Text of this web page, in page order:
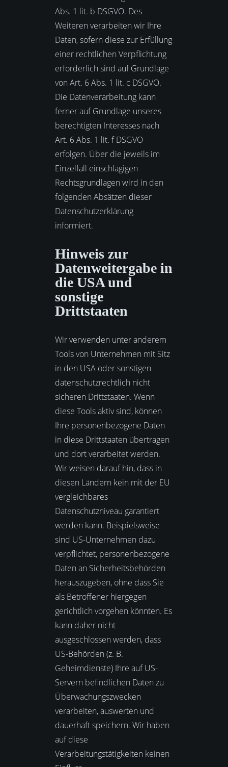
Abs. 1 lit. b DSGVO. Des
Weiteren verarbeiten wir Ihre
Daten, sofern diese zur Erfüllung
einer rechtlichen Verpflichtung
erforderlich sind auf Grundlage
von Art. 6 Abs. 1 lit. c DSGVO.
Die Datenverarbeitung kann
ferner auf Grundlage unseres
berechtigten Interesses nach
Art. 6 Abs. 1 lit. f DSGVO
erfolgen. Über die jeweils im
Einzelfall einschlägigen
Rechtsgrundlagen wird in den
folgenden Absätzen dieser
Datenschutzerklärung
informiert.
Hinweis zur
Datenweitergabe in
die USA und
sonstige
Drittstaaten
Wir verwenden unter anderem
Tools von Unternehmen mit Sitz
in den USA oder sonstigen
datenschutzrechtlich nicht
sicheren Drittstaaten. Wenn
diese Tools aktiv sind, können
Ihre personenbezogene Daten
in diese Drittstaaten übertragen
und dort verarbeitet werden.
Wir weisen darauf hin, dass in
diesen Ländern kein mit der EU
vergleichbares
Datenschutzniveau garantiert
werden kann. Beispielsweise
sind US-Unternehmen dazu
verpflichtet, personenbezogene
Daten an Sicherheitsbehörden
herauszugeben, ohne dass Sie
als Betroffener hiergegen
gerichtlich vorgehen könnten. Es
kann daher nicht
ausgeschlossen werden, dass
US-Behörden (z. B.
Geheimdienste) Ihre auf US-
Servern befindlichen Daten zu
Überwachungszwecken
verarbeiten, auswerten und
dauerhaft speichern. Wir haben
auf diese
Verarbeitungstätigkeiten keinen